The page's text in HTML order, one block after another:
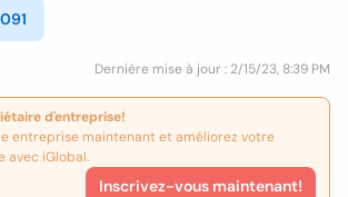
Dernière mise à jour : 2/15/23, 8:39 PM
d'entreprise!
entreprise maintenant et améliorez votre
avec iGlobal.
Inscrivez-vous maintenant!